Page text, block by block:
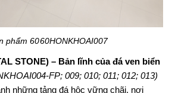
phẩm 6060HONKHOAI007
STONE) – Bản lĩnh của đá ven biển
FP; 009; 010; 011; 012; 013)
những tảng đá hộc vững chãi, nơi